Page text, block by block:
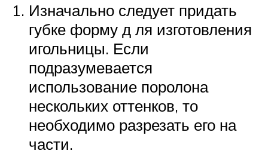
Изначально следует придать
губке форму д ля изготовления
игольницы. Если
подразумевается
использование поролона
нескольких оттенков, то
необходимо разрезать его на
части.